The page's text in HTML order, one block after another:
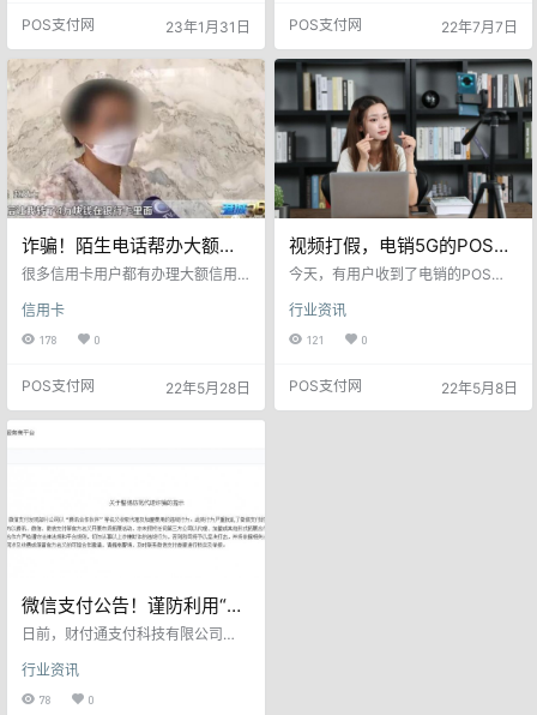
POS支付网 23年1月31日
后，从商户的首次交易中收取36/
年。第二年则在激活后300天收
取。 但是现在不仅更改第二年的收
取时间为：激活后240天；更是上涨
流量卡费用至68/年。 也就是说商户
注册激活后的第八个月就要收取第
二年的流量卡…
POS支付网 22年7月7日
诈骗！陌生电话帮办大额信
用卡，女子被骗42万
很多信用卡用户都有办理大额信用
用。 我们曾经报道过： 警惕！上门
办大额信用卡，赠送POS机，客户
被骗2998元 小心被骗！上门办大额
信，骗299元押金 日前，家住赣榆
区沙河镇的赵女士遇到了一件糟心
事儿，因为她的一时轻信，在短短
者，事情发生在5月16…
信用卡
178 0
POS支付网 22年5月28日
视频打假，电销5G的POS
机，开箱验货，竟然…..
今天，有用户收到了电销的POS
开箱后，用户发现是5G的POS机，
开机发现是4G的，5G的贴纸撕掉，
才显示出机器4G的真面目。 也就是
贴在了4G的机器上，伪装5G机器。
用手很容易就撕下来了。 昨天小编
行业资讯
121 0
POS支付网 22年5月8日
微信支付公告！谨防利用“腾
讯合作伙伴”等名义加盟收费
日前，财付通支付科技有限公司
惕防范代理诈骗的提示》。 该提示
称，近期，微信支付发现部分公司
行业资讯
78 0